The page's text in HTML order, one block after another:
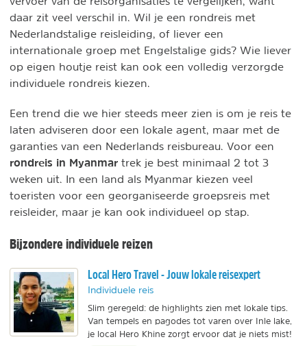
daar zit veel verschil in. Wil je een rondreis met
Nederlandstalige reisleiding, of liever een
internationale groep met Engelstalige gids? Wie liever
op eigen houtje reist kan ook een volledig verzorgde
individuele rondreis kiezen.
Een trend die we hier steeds meer zien is om je reis te
laten adviseren door een lokale agent, maar met de
garanties van een Nederlands reisbureau. Voor een
rondreis in Myanmar trek je best minimaal 2 tot 3
weken uit. In een land als Myanmar kiezen veel
toeristen voor een georganiseerde groepsreis met
reisleider, maar je kan ook individueel op stap.
Bijzondere individuele reizen
Local Hero Travel - Jouw lokale reisexpert
Individuele reis
Slim geregeld: de highlights zien met lokale tips.
Van tempels en pagodes tot varen over Inle lake,
je local Hero Khine zorgt ervoor dat je niets mist!